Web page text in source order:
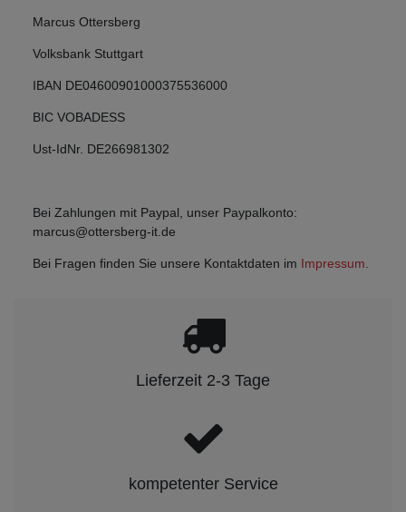
Marcus Ottersberg
Volksbank Stuttgart
IBAN DE04600901000375536000
BIC VOBADESS
Ust-IdNr. DE266981302
Bei Zahlungen mit Paypal, unser Paypalkonto:
marcus@ottersberg-it.de
Bei Fragen finden Sie unsere Kontaktdaten im Impressum
Lieferzeit 2-3 Tage
kompetenter Service